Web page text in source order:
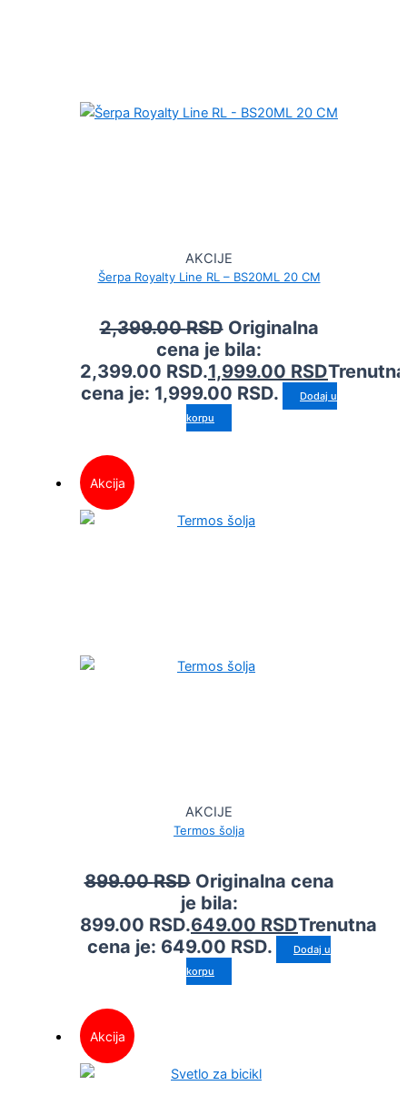
AKCIJE
Šerpa Royalty Line RL – BS20ML 20 CM
2,399.00RSD Originalna
cena je bila:
2,399.00 RSD.1,999.00 RSDTrenutna
cena je: 1,999.00 RSD.
Dodaj u
korpu
Akcija
AKCIJE
Termos šolja
899.00RSD Originalna cena
je bila:
899.00 RSD.649.00 RSDTrenutna
cena je: 649.00 RSD.
Dodaj u
korpu
Akcija